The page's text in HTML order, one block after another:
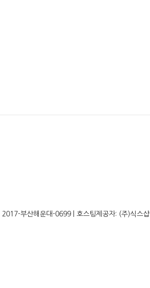
2017-부산해운대-0699 | 호스팅제공자: (주)식스샵